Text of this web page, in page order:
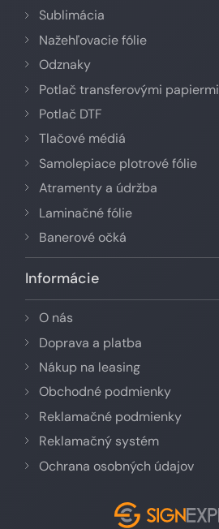
Sublimácia
Nažehľovacie fólie
Odznaky
Potlač transferovými papiermi
Potlač DTF
Tlačové médiá
Samolepiace plotrové fólie
Atramenty a údržba
Laminačné fólie
Banerové očká
Informácie
O nás
Doprava a platba
Nákup na leasing
Obchodné podmienky
Reklamačné podmienky
Reklamačný systém
Ochrana osobných údajov